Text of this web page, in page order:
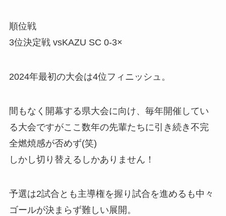
順位戦
3位決定戦 vsKAZU SC 0-3×
2024年最初の大会は4位フィニッシュ。
間もなく開幕する県大会に向け、毎年開催してい
る大会ですがここ数年の先輩たちに引き続き不完
全燃焼感が否めず(笑)
しかし切り替えるしかありません！
予選は2試合とも主導権を握り試合を進めるも中々
ゴールが決まらず難しい展開。